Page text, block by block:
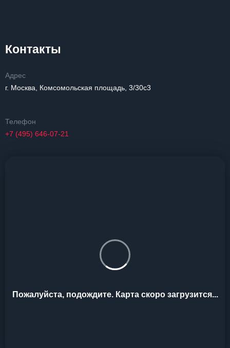
Контакты
Адрес
г. Москва, Комсомольская площадь, 3/30с3
Телефон
+7 (495) 646-07-21
Пожалуйста, подождите. Карта скоро загрузится...